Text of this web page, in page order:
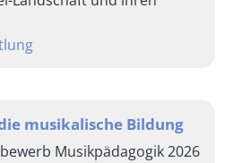
musikalische Bildung
Musikpädagogik 2026